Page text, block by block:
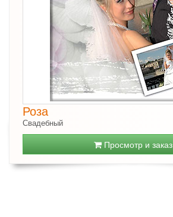
Роза
Свадебный
Просмотр и заказ